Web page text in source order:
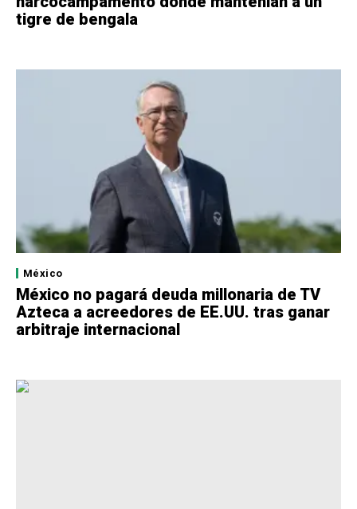
tigre de bengala
México
México no pagará deuda millonaria de TV
Azteca a acreedores de EE.UU. tras ganar
arbitraje internacional